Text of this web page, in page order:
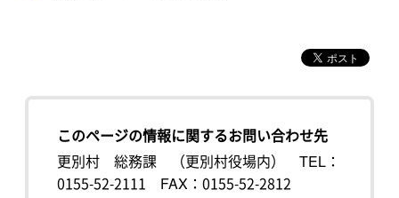
このページの情報に関するお問い合わせ先
更別村 総務課 （更別村役場内）
TEL：
0155-52-2111
FAX：0155-52-2812